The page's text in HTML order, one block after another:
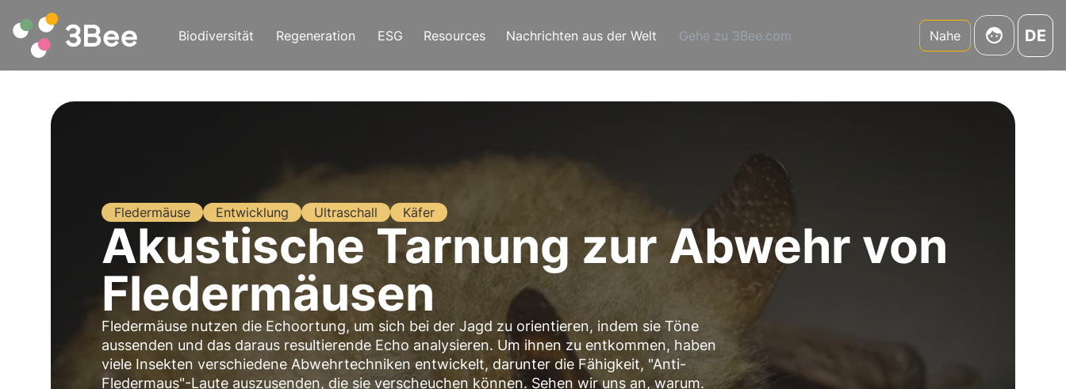
Biodiversität Regeneration ESG Resources Nachrichten aus der Welt Gehe zu 3Bee.com Nahe DE
Fledermäuse Entwicklung Ultraschall Käfer
Akustische Tarnung zur Abwehr von
Fledermäusen
Fledermäuse nutzen die Echoortung, um sich bei der Jagd zu orientieren, indem sie Töne
aussenden und das daraus resultierende Echo analysieren. Um ihnen zu entkommen, haben
viele Insekten verschiedene Abwehrtechniken entwickelt, darunter die Fähigkeit, "Anti-
Fledermaus"-Laute auszusenden, die sie verscheuchen können. Sehen wir uns an, warum.